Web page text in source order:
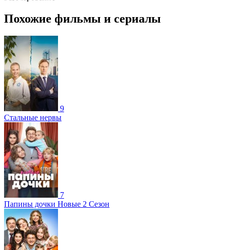
Похожие фильмы и сериалы
9
Стальные нервы
7
Папины дочки Новые 2 Сезон